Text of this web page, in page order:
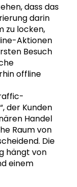
dass das
darin
zu locken,
Aktionen
Besuch
offline
der Kunden
Handel
Raum von
Die
hängt von
einem